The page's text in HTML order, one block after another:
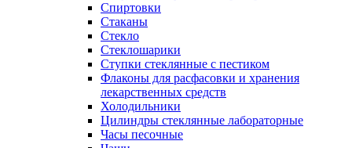
Спиртовки
Стаканы
Стекло
Стеклошарики
Ступки стеклянные с пестиком
Флаконы для расфасовки и хранения
лекарственных средств
Холодильники
Цилиндры стеклянные лабораторные
Часы песочные